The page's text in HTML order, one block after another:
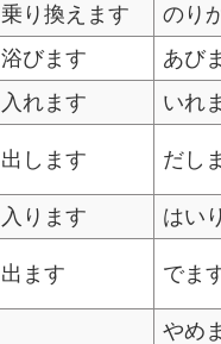
乗り換えます
のり
浴びます
あび
入れます
いれ
出します だし
入ります
はい
出ます でま
やめ